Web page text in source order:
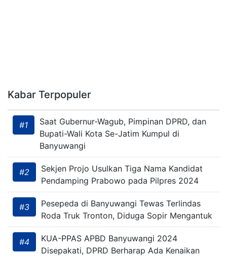
Kabar Terpopuler
#1
Saat Gubernur-Wagub, Pimpinan DPRD, dan
Bupati-Wali Kota Se-Jatim Kumpul di
Banyuwangi
#2
Sekjen Projo Usulkan Tiga Nama Kandidat
Pendamping Prabowo pada Pilpres 2024
#3
Pesepeda di Banyuwangi Tewas Terlindas
Roda Truk Tronton, Diduga Sopir Mengantuk
#4
KUA-PPAS APBD Banyuwangi 2024
Disepakati, DPRD Berharap Ada Kenaikan